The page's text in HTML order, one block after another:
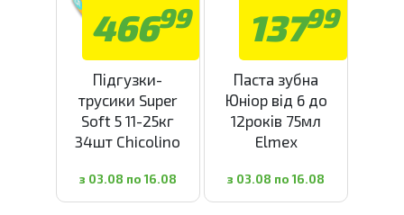
46699
Підгузки-
трусики Super
Soft 5 11-25кг
34шт Chicolino
з 03.08 по 16.08
13799
Паста зубна
Юніор від 6 до
12років 75мл
Elmex
з 03.08 по 16.08